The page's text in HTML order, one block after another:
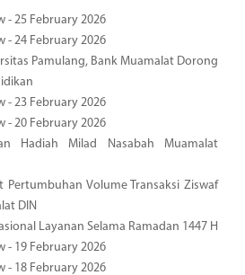
- 25 February 2026
- 24 February 2026
Pamulang, Bank Muamalat Dorong
- 23 February 2026
- 20 February 2026
Hadiah Milad Nasabah Muamalat
Pertumbuhan Volume Transaksi Ziswaf
DIN
Layanan Selama Ramadan 1447 H
- 19 February 2026
- 18 February 2026